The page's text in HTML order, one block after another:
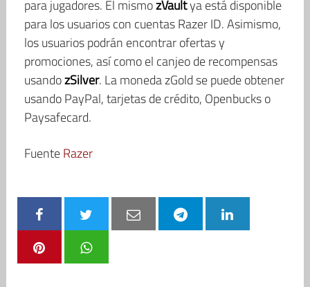
para jugadores. El mismozVaultya está disponible
para los usuarios con cuentas Razer ID. Asimismo,
los usuarios podrán encontrar ofertas y
promociones, así como el canjeo de recompensas
usandozSilver. La moneda zGold se puede obtener
usando PayPal, tarjetas de crédito, Openbucks o
Paysafecard.
FuenteRazer